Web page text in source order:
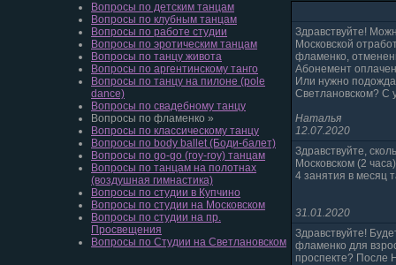
Вопросы по детским танцам
Вопросы по клубным танцам
Вопросы по работе студии
Вопросы по эротическим танцам
Вопросы по танцу живота
Вопросы по аргентинскому танго
Вопросы по танцу на пилоне (pole
dance)
Вопросы по свадебному танцу
Вопросы по фламенко »
Вопросы по классическому танцу
Вопросы по body ballet (Боди-балет)
Вопросы по go-go (гоу-гоу) танцам
Вопросы по танцам на полотнах
(воздушная гимнастика)
Вопросы по студии в Купчино
Вопросы по студии на Московском
Вопросы по студии на пр.
Просвещения
Вопросы по Студии на Светлановском
Здравствуйте!
Московской
фламенко,
Абонемент
Или нужно
Светлановском? С
Наталья
12.07.2020
Здравствуйте,
Московском (2
4 занятия в месяц
31.01.2020
Здравствуйте!
фламенко для
проспекте? После